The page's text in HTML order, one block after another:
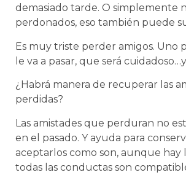
demasiado tarde. O simplemente
perdonados, eso también puede
Es muy triste perder amigos. Uno
le va a pasar, que será
¿Habrá manera de recuperar las
perdidas?
Las amistades que perduran no
en el pasado. Y ayuda para
aceptarlos como son, aunque hay
todas las conductas son